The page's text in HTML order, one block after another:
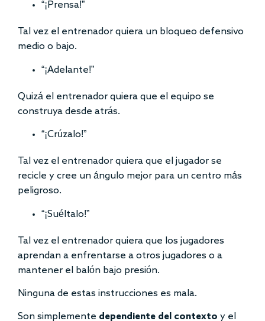
“¡Prensa!”
Tal vez el entrenador quiera un bloqueo defensivo
medio o bajo.
“¡Adelante!”
Quizá el entrenador quiera que el equipo se
construya desde atrás.
“¡Crúzalo!”
Tal vez el entrenador quiera que el jugador se
recicle y cree un ángulo mejor para un centro más
peligroso.
“¡Suéltalo!”
Tal vez el entrenador quiera que los jugadores
aprendan a enfrentarse a otros jugadores o a
mantener el balón bajo presión.
Ninguna de estas instrucciones es mala.
Son simplemente dependiente del contexto y el